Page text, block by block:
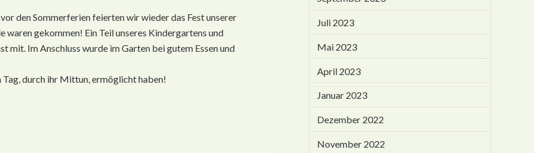
den Sommerferien feierten wir wieder das Fest unserer
gekommen! Ein Teil unseres Kindergartens und
mit. Im Anschluss wurde im Garten bei gutem Essen und
durch ihr Mittun, ermöglicht haben!
Juli 2023
Mai 2023
April 2023
Januar 2023
Dezember 2022
November 2022